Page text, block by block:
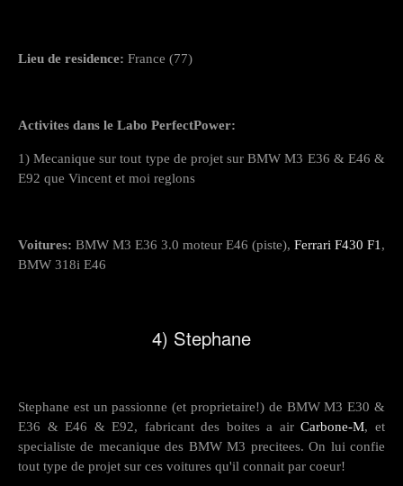
Lieu de residence: France (77)
Activites dans le Labo PerfectPower:
1) Mecanique sur tout type de projet sur BMW M3 E36 & E46 &
E92 que Vincent et moi reglons
Voitures: BMW M3 E36 3.0 moteur E46 (piste), Ferrari F430 F1,
BMW 318i E46
4) Stephane
Stephane est un passionne (et proprietaire!) de BMW M3 E30 &
E36 & E46 & E92, fabricant des boites a airCarbone-M, et
specialiste de mecanique des BMW M3 precitees. On lui confie
tout type de projet sur ces voitures qu'il connait par coeur!